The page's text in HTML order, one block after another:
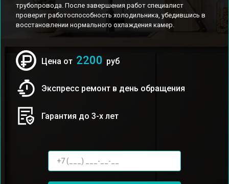
трубопровода. После завершения работ специалист
проверит работоспособность холодильника, убедившись в
восстановлении нормального охлаждения камер.
Цена от 2200 руб
Экспресс ремонт в день обращения
Гарантия до 3-х лет